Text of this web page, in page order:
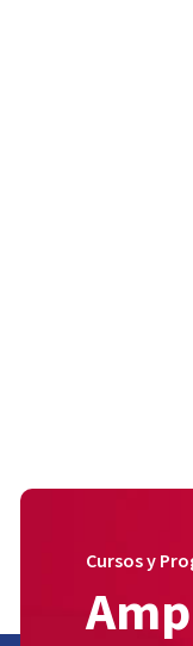
Cursos y